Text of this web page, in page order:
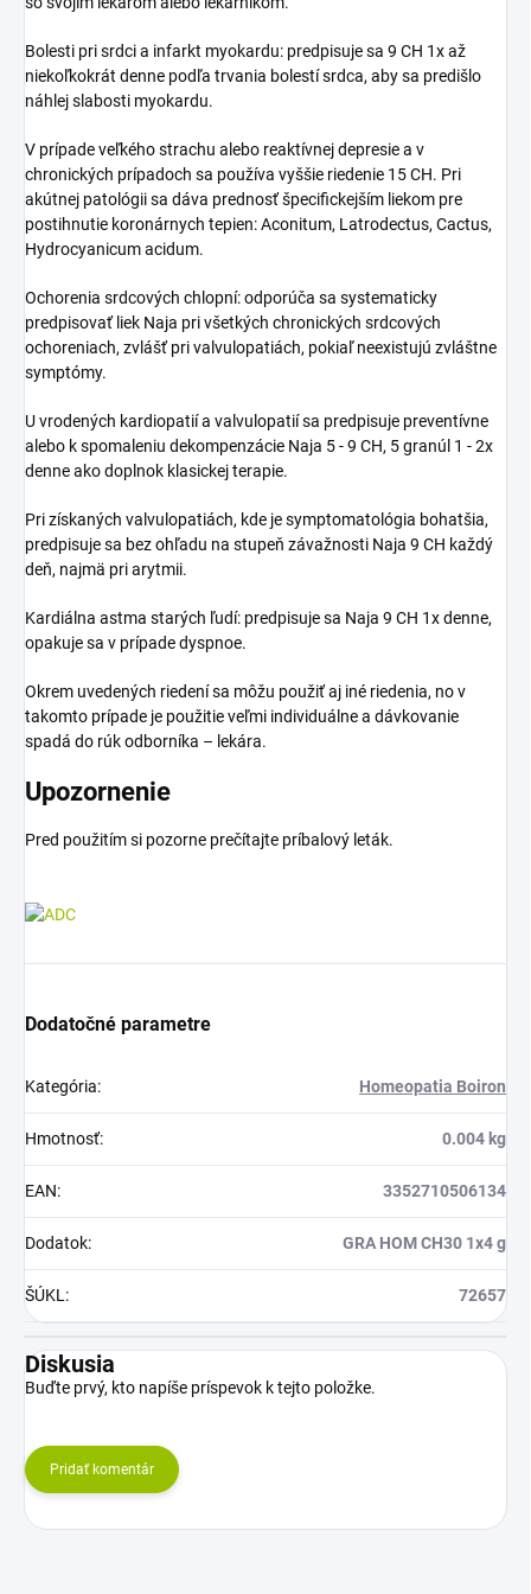
Bolesti pri srdci a infarkt myokardu: predpisuje sa 9 CH 1x až
niekoľkokrát denne podľa trvania bolestí srdca, aby sa predišlo
náhlej slabosti myokardu.
V prípade veľkého strachu alebo reaktívnej depresie a v
chronických prípadoch sa používa vyššie riedenie 15 CH. Pri
akútnej patológii sa dáva prednosť špecifickejším liekom pre
postihnutie koronárnych tepien: Aconitum, Latrodectus, Cactus,
Hydrocyanicum acidum.
Ochorenia srdcových chlopní: odporúča sa systematicky
predpisovať liek Naja pri všetkých chronických srdcových
ochoreniach, zvlášť pri valvulopatiách, pokiaľ neexistujú zvláštne
symptómy.
U vrodených kardiopatií a valvulopatií sa predpisuje preventívne
alebo k spomaleniu dekompenzácie Naja 5 - 9 CH, 5 granúl 1 - 2x
denne ako doplnok klasickej terapie.
Pri získaných valvulopatiách, kde je symptomatológia bohatšia,
predpisuje sa bez ohľadu na stupeň závažnosti Naja 9 CH každý
deň, najmä pri arytmii.
Kardiálna astma starých ľudí: predpisuje sa Naja 9 CH 1x denne,
opakuje sa v prípade dyspnoe.
Okrem uvedených riedení sa môžu použiť aj iné riedenia, no v
takomto prípade je použitie veľmi individuálne a dávkovanie
spadá do rúk odborníka – lekára.
Upozornenie
Pred použitím si pozorne prečítajte príbalový leták.
Dodatočné parametre
Kategória: Homeopatia Boiron
Hmotnosť: 0.004 kg
EAN: 3352710506134
Dodatok: GRA HOM CH30 1x4 g
ŠÚKL : 72657
Diskusia
Buďte prvý, kto napíše príspevok k tejto položke.
Pridať komentár